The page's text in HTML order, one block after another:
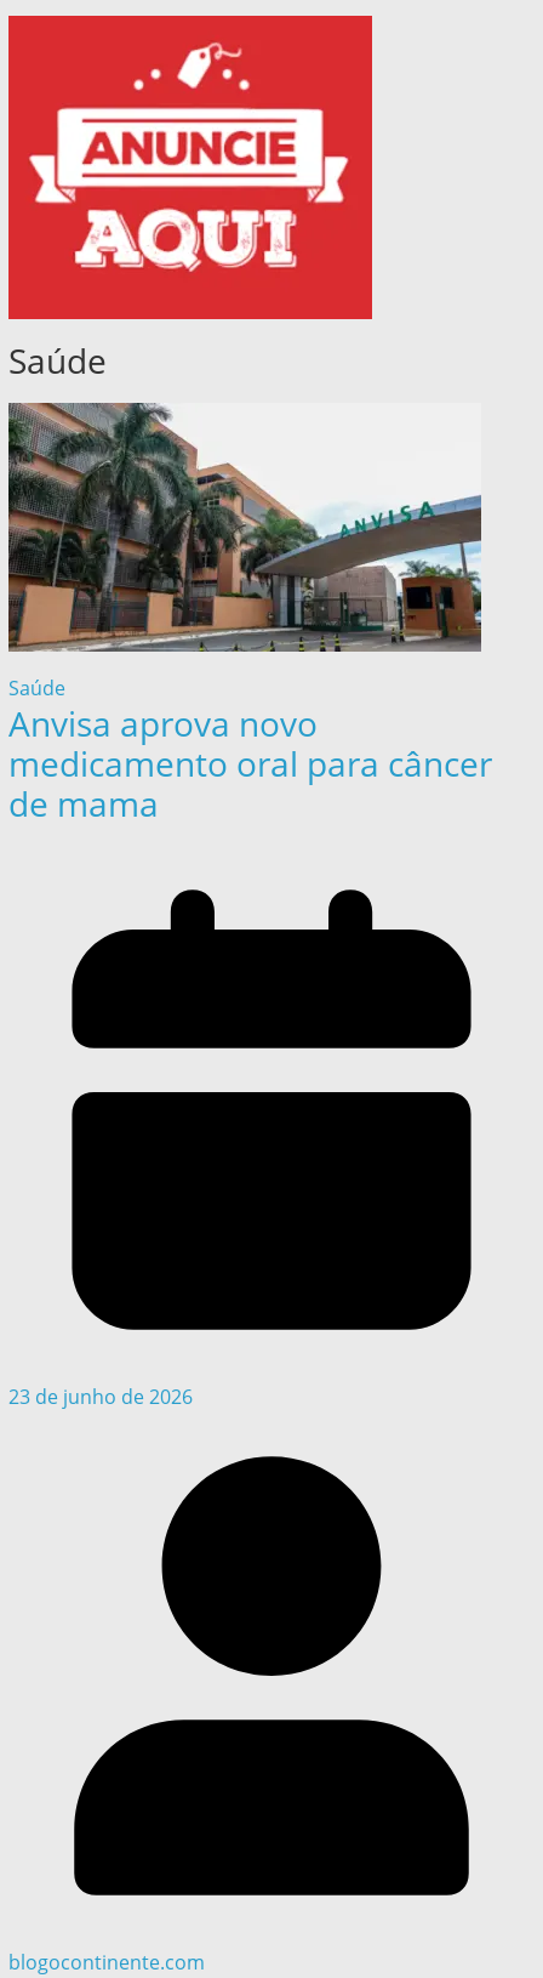
Saúde
Saúde
Anvisa aprova novo
medicamento oral para câncer
de mama
23 de junho de 2026
blogocontinente.com